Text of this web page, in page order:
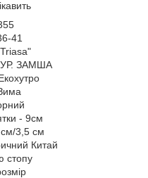
41
ЗАМША
- 9см
3,5 см
Китай
стопу